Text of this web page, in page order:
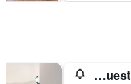
Green Stairs Guest house